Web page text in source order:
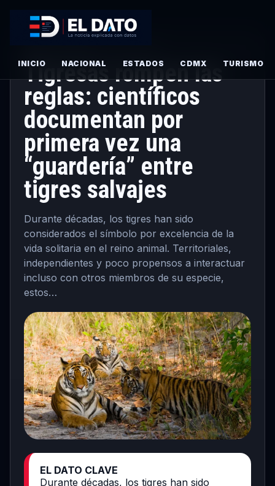
INICIO NACIONAL ESTADOS CDMX TURISMO
Tigresas rompen las
reglas: científicos
documentan por
primera vez una
“guardería” entre
tigres salvajes
Durante décadas, los tigres han sido
considerados el símbolo por excelencia de la
vida solitaria en el reino animal. Territoriales,
independientes y poco propensos a interactuar
incluso con otros miembros de su especie,
estos…
EL DATO CLAVE
Durante décadas, los tigres han sido